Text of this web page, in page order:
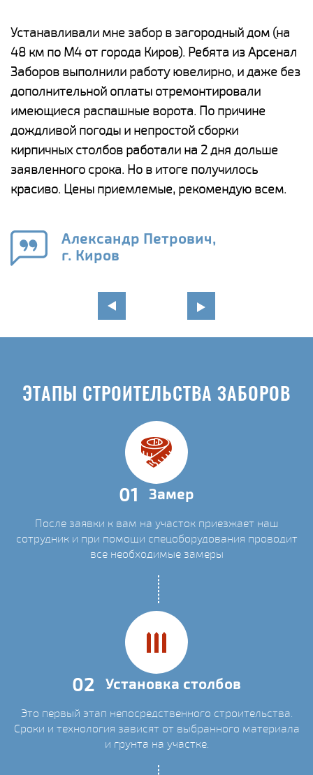
Устанавливали мне забор в загородный дом (на
48 км по М4 от города Киров). Ребята из Арсенал
Заборов выполнили работу ювелирно, и даже без
дополнительной оплаты отремонтировали
имеющиеся распашные ворота. По причине
дождливой погоды и непростой сборки
кирпичных столбов работали на 2 дня дольше
заявленного срока. Но в итоге получилось
красиво. Цены приемлемые, рекомендую всем.
Александр Петрович,
г. Киров
ЭТАПЫ СТРОИТЕЛЬСТВА ЗАБОРОВ
01 Замер
После заявки к вам на участок приезжает наш
сотрудник и при помощи спецоборудования проводит
все необходимые замеры
02 Установка столбов
Это первый этап непосредственного строительства.
Сроки и технология зависят от выбранного материала
и грунта на участке.